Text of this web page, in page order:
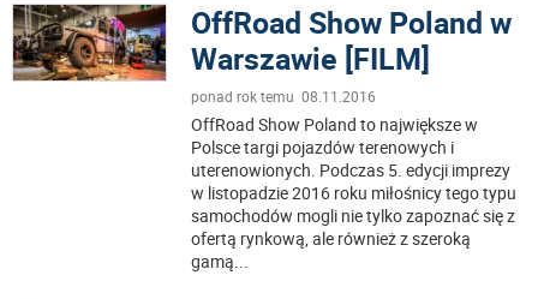
OffRoad Show Poland w
Warszawie [FILM]
ponad rok temu 08.11.2016
OffRoad Show Poland to największe w
Polsce targi pojazdów terenowych i
uterenowionych. Podczas 5. edycji imprezy
w listopadzie 2016 roku miłośnicy tego typu
samochodów mogli nie tylko zapoznać się z
ofertą rynkową, ale również z szeroką
gamą...